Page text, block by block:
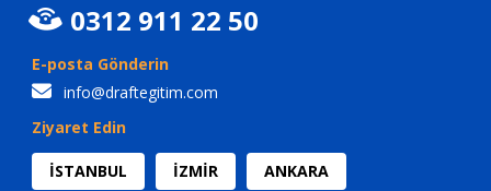
0312 911 22 50
E-posta Gönderin
info@draftegitim.com
Ziyaret Edin
İSTANBUL İZMİR ANKARA